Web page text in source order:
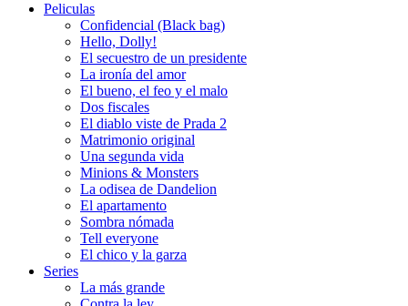
Peliculas
Confidencial (Black bag)
Hello, Dolly!
El secuestro de un presidente
La ironía del amor
El bueno, el feo y el malo
Dos fiscales
El diablo viste de Prada 2
Matrimonio original
Una segunda vida
Minions & Monsters
La odisea de Dandelion
El apartamento
Sombra nómada
Tell everyone
El chico y la garza
Series
La más grande